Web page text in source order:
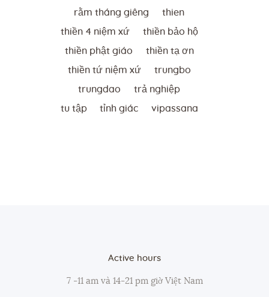
rằm tháng giêng thien
thiền 4 niệm xứ thiền bảo hộ
thiền phật giáo thiền tạ ơn
thiền tứ niệm xứ trungbo
trungdao trả nghiệp
tu tập tỉnh giác vipassana
Active hours
7 -11 am và 14-21 pm giờ Việt Nam